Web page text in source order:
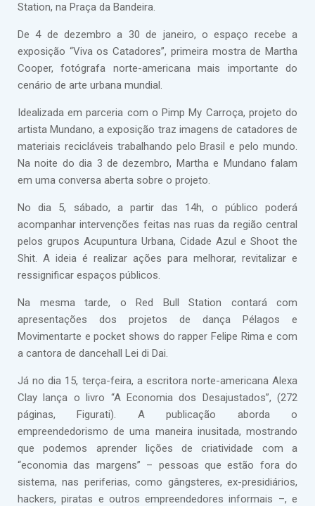
Station, na Praça da Bandeira.
De 4 de dezembro a 30 de janeiro, o espaço recebe a
exposição “Viva os Catadores”, primeira mostra de Martha
Cooper, fotógrafa norte-americana mais importante do
cenário de arte urbana mundial.
Idealizada em parceria com o Pimp My Carroça, projeto do
artista Mundano, a exposição traz imagens de catadores de
materiais recicláveis trabalhando pelo Brasil e pelo mundo.
Na noite do dia 3 de dezembro, Martha e Mundano falam
em uma conversa aberta sobre o projeto.
No dia 5, sábado, a partir das 14h, o público poderá
acompanhar intervenções feitas nas ruas da região central
pelos grupos Acupuntura Urbana, Cidade Azul e Shoot the
Shit. A ideia é realizar ações para melhorar, revitalizar e
ressignificar espaços públicos.
Na mesma tarde, o Red Bull Station contará com
apresentações dos projetos de dança Pélagos e
Movimentarte e pocket shows do rapper Felipe Rima e com
a cantora de dancehall Lei di Dai.
Já no dia 15, terça-feira, a escritora norte-americana Alexa
Clay lança o livro “A Economia dos Desajustados”, (272
páginas, Figurati). A publicação aborda o
empreendedorismo de uma maneira inusitada, mostrando
que podemos aprender lições de criatividade com a
“economia das margens” – pessoas que estão fora do
sistema, nas periferias, como gângsteres, ex-presidiários,
hackers, piratas e outros empreendedores informais –, e